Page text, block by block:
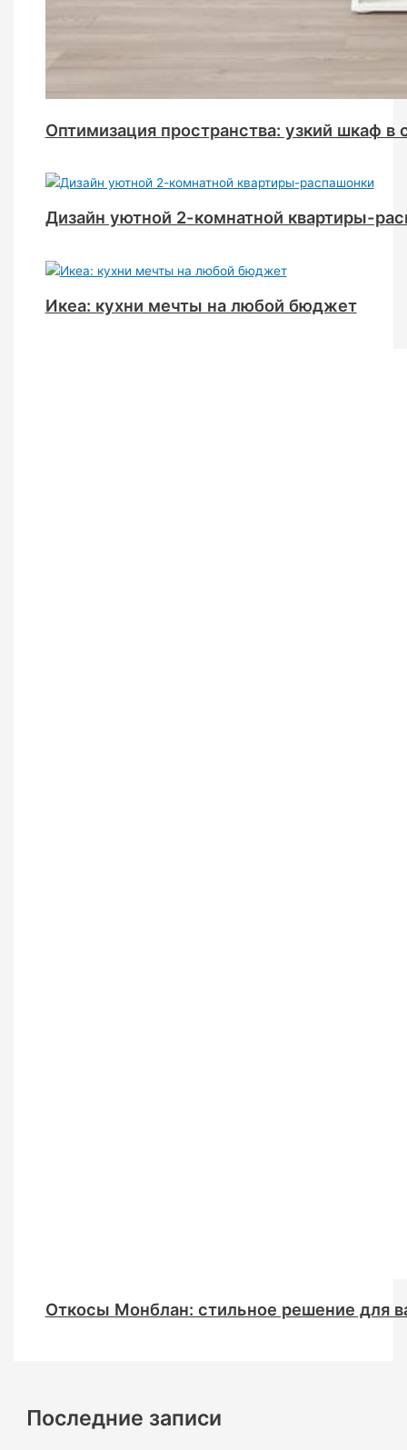
Оптимизация пространства: узкий шкаф в
Дизайн уютной 2-комнатной квартиры-
Икеа: кухни мечты на любой бюджет
Откосы Монблан: стильное решение для
Последние записи